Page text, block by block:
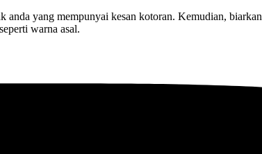
yang mempunyai kesan kotoran. Kemudian,
warna asal.